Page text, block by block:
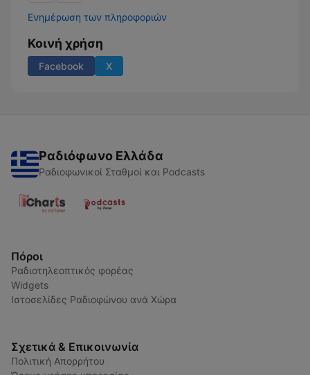
Ενημέρωση των πληροφοριών
Κοινή χρήση
Facebook X
Ραδιόφωνο Ελλάδα
Ραδιοφωνικοί Σταθμοί και Podcasts
Πόροι
Ραδιοτηλεοπτικός φορέας
Widgets
Ιστοσελίδες Ραδιοφώνου ανά Χώρα
Σχετικά & Επικοινωνία
Πολιτική Απορρήτου